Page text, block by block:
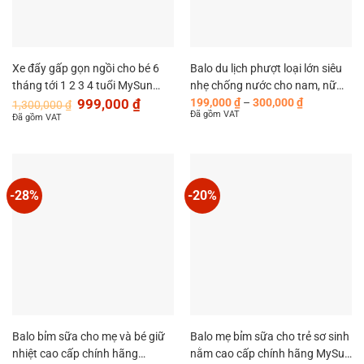
và sự tiện dụng. Với MySun Base,ba mẹsẽ không còn phải
lo lắng về việc di chuyển cùng bé trong các chuyến đi.
Xe đẩy gấp gọn ngồi cho bé 6
tháng tới 1 2 3 4 tuổi MySun
ColorLife
1,300,000₫ Giá
gốc
999,000 ₫Giá
hiện
Đã gồm VAT
Balo du lịch phượt loại lớn siêu
nhẹ chống nước cho nam, nữ
đẹp cao cấp chính hãng MySun
Move
199,000₫ – 300,000₫Khoảng
giá:
Đã gồm VAT
-28%
Balo bỉm sữa cho mẹ và bé giữ
nhiệt cao cấp chính hãng
-20%
Balo mẹ bỉm sữa cho trẻ sơ sinh
nằm cao cấp chính hãng MySun